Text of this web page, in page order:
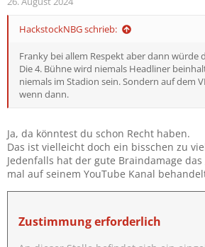
Korn (Mandora Stage)
Co-Headliner: Beatsteaks (Utopia Stage)
Sabaton (Stadion)
Sonntag:
Headiner: Metallica, Iron Maiden oder Guns
Stage)
Co-Headliner: Bullet Form My Valentine
Rise Against (Stadion)
Architects (Mandora Stage)
Und dazu kommt halt noch das Mittelfeld
HackstockNBG schrieb:
Franky bei allem Respekt aber dann würde
Die 4. Bühne wird niemals Headliner
niemals im Stadion sein. Sondern auf dem
wenn dann.
Ja, da könntest du schon Recht haben.
Das ist vielleicht doch ein bisschen zu
Jedenfalls hat der gute Braindamage
mal auf seinem YouTube Kanal
Zustimmung erforderlich